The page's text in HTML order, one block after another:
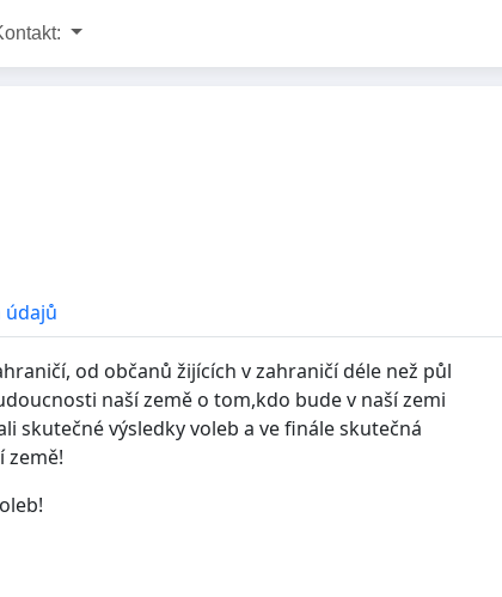
údajů
od občanů žijících v zahraničí déle než půl
naší země o tom,kdo bude v naší zemi
výsledky voleb a ve finále skutečná
země!